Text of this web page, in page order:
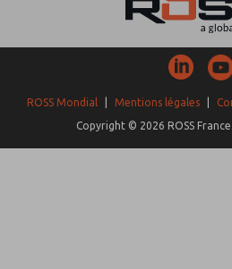
ROSS Mondial Mentions légales
Copyright © 2026 ROSS